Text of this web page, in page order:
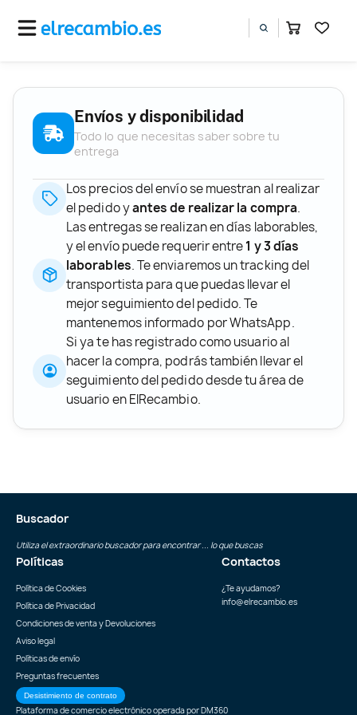
Envíos y disponibilidad
Todo lo que necesitas saber sobre tu
entrega
Los precios del envío se muestran al realizar
el pedido yantes de realizar la compra.
Las entregas se realizan en días laborables,
y el envío puede requerir entre1 y 3 días
laborables. Te enviaremos un tracking del
transportista para que puedas llevar el
mejor seguimiento del pedido. Te
mantenemos informado por WhatsApp.
Si ya te has registrado como usuario al
hacer la compra, podrás también llevar el
seguimiento del pedido desde tu área de
usuario en ElRecambio.
Buscador
Utiliza el extraordinario buscador para encontrar ... lo que buscas
Políticas
Política de Cookies
Política de Privacidad
Condiciones de venta y Devoluciones
Aviso legal
Políticas de envío
Preguntas frecuentes
Desistimiento de contrato
Contactos
¿Te ayudamos?
info@elrecambio.es
Plataforma de comercio electrónico operada porDM360